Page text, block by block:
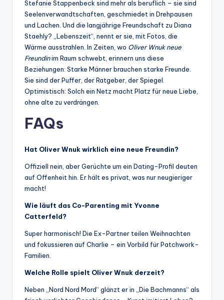
Stefanie Stappenbeck sind mehr als beruflich – sie sind
Seelenverwandtschaften, geschmiedet in Drehpausen
und Lachen. Und die langjährige Freundschaft zu Diana
Staehly? „Lebenszeit“, nennt er sie, mit Fotos, die
Wärme ausstrahlen. In Zeiten, wo Oliver Wnuk neue
Freundinim Raum schwebt, erinnern uns diese
Beziehungen: Starke Männer brauchen starke Freunde.
Sie sind der Puffer, der Ratgeber, der Spiegel.
Optimistisch: Solch ein Netz macht Platz für neue Liebe,
ohne alte zu verdrängen.
FAQs
Hat Oliver Wnuk wirklich eine neue Freundin?
Offiziell nein, aber Gerüchte um ein Dating-Profil deuten
auf Offenheit hin. Er hält es privat, was nur neugieriger
macht!
Wie läuft das Co-Parenting mit Yvonne
Catterfeld?
Super harmonisch! Die Ex-Partner teilen Weihnachten
und fokussieren auf Charlie – ein Vorbild für Patchwork-
Familien.
Welche Rolle spielt Oliver Wnuk derzeit?
Neben „Nord Nord Mord“ glänzt er in „Die Bachmanns“ als